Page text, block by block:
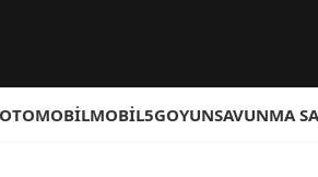
OTOMOBILMOBIL5GOYUNSAVUNMA